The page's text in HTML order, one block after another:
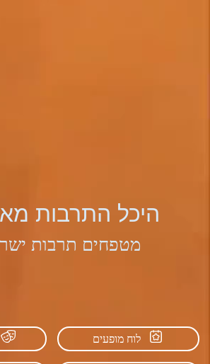
היכל התרבות
מטפחים תרבות
לוח מופעים